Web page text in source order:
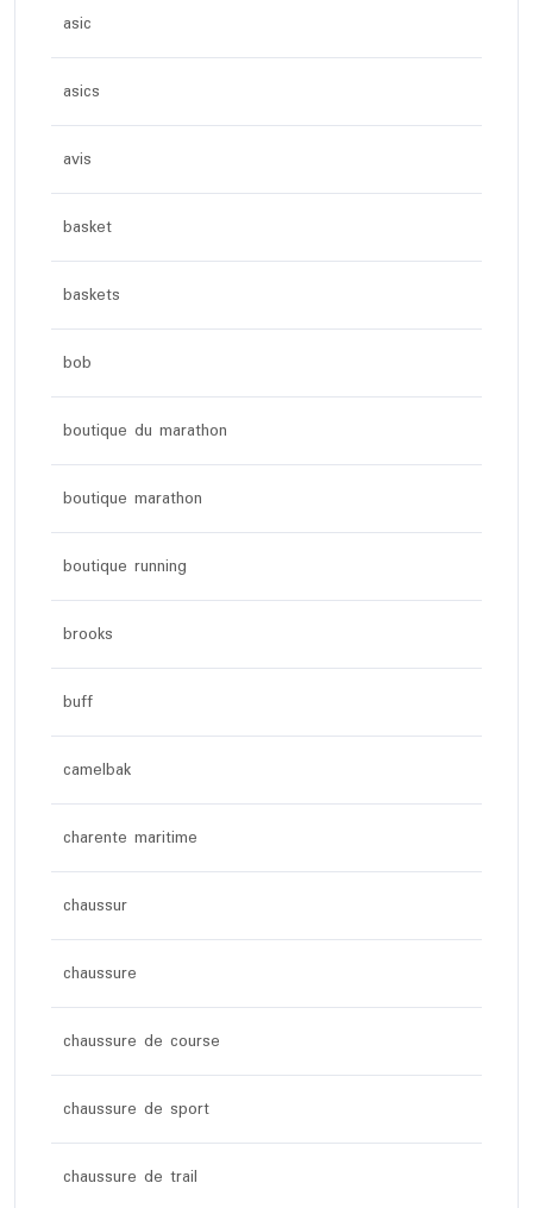
asic
asics
avis
basket
baskets
bob
boutique du marathon
boutique marathon
boutique running
brooks
buff
camelbak
charente maritime
chaussur
chaussure
chaussure de course
chaussure de sport
chaussure de trail